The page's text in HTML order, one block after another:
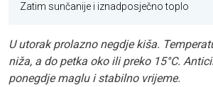
Zatim sunčanije i iznadposječno toplo
U utorak prolazno negdje kiša.
niža, a do petka oko ili preko 15°C.
ponegdje maglu i stabilno vrijeme.